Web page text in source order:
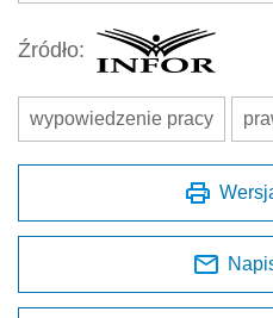
Źródło:
wypowiedzenie pracy